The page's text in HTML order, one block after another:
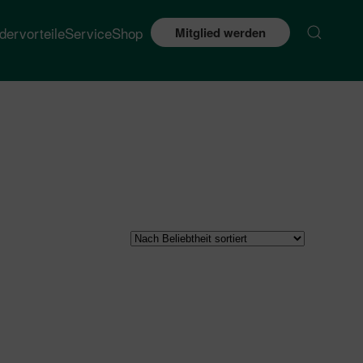
ServiceShop Mitglied werden